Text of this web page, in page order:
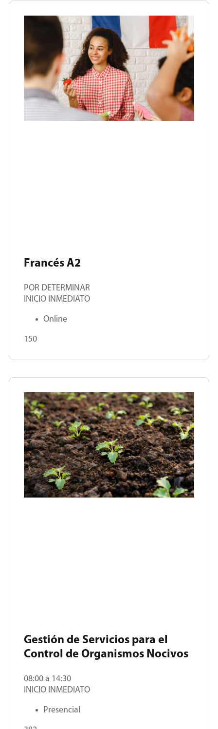
Francés A2
POR DETERMINAR
INICIO INMEDIATO
Online
150
Gestión de Servicios para el
Control de Organismos Nocivos
08:00 a 14:30
INICIO INMEDIATO
Presencial